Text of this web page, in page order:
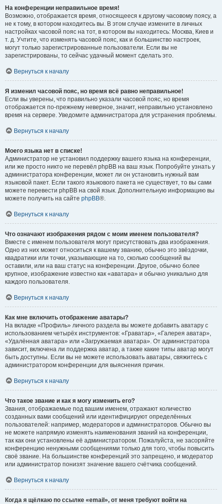
На конференции неправильное время!
Возможно, отображается время, относящееся к другому часовому поясу, а
не к тому, в котором находитесь вы. В этом случае измените в личных
настройках часовой пояс на тот, в котором вы находитесь: Москва, Киев и
т. д. Учтите, что изменять часовой пояс, как и большинство настроек,
могут только зарегистрированные пользователи. Если вы не
зарегистрированы, то сейчас удачный момент сделать это.
Вернуться к началу
Я изменил часовой пояс, но время всё равно неправильное!
Если вы уверены, что правильно указали часовой пояс, но время
отображается по-прежнему неверное, значит, неправильно установлено
время на сервере. Уведомите администратора для устранения проблемы.
Вернуться к началу
Моего языка нет в списке!
Администратор не установил поддержку вашего языка на конференции,
или же просто никто не перевёл phpBB на ваш язык. Попробуйте узнать у
администратора конференции, может ли он установить нужный вам
языковой пакет. Если такого языкового пакета не существует, то вы сами
можете перевести phpBB на свой язык. Дополнительную информацию вы
можете получить на сайте phpBB®.
Вернуться к началу
Что означают изображения рядом с моим именем пользователя?
Вместе с именем пользователя могут присутствовать два изображения.
Одно из них может относиться к вашему званию, обычно это звёздочки,
квадратики или точки, указывающие на то, сколько сообщений вы
оставили, или на ваш статус на конференции. Другое, обычно более
крупное, изображение известно как «аватара» и обычно уникально для
каждого пользователя.
Вернуться к началу
Как мне включить отображение аватары?
На вкладке «Профиль» личного раздела вы можете добавить аватару с
использованием четырёх инструментов: «Граватар», «Галерея аватар»,
«Удалённая аватара» или «Загружаемая аватара». От администратора
зависит, включена ли поддержка аватар, а также какие типы аватар могут
быть доступны. Если вы не можете использовать аватары, свяжитесь с
администратором конференции для выяснения причин.
Вернуться к началу
Что такое звание и как я могу изменить его?
Звания, отображаемые под вашим именем, отражают количество
созданных вами сообщений или идентифицируют определённых
пользователей: например, модераторов и администраторов. Обычно вы
не можете напрямую изменять наименования званий на конференции,
так как они установлены её администратором. Пожалуйста, не засоряйте
конференцию ненужными сообщениями только для того, чтобы повысить
своё звание. На большинстве конференций это запрещено, и модератор
или администратор понизят значение вашего счётчика сообщений.
Вернуться к началу
Когда я щёлкаю по ссылке «email», от меня требуют войти на